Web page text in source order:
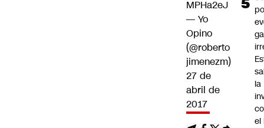
MPHa2eJ
— Yo
Opino
(@roberto
jimenezm)
27 de
abril de
2017
la
el